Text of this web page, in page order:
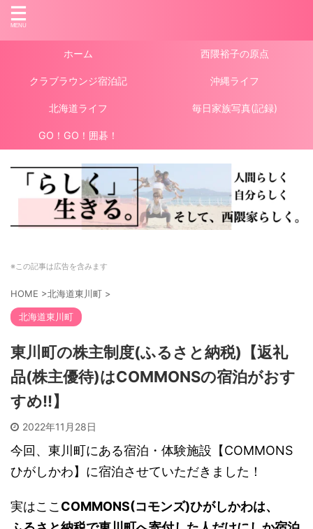
ホーム 西隈裕子の原点
クラブラウンジ宿泊記 沖縄ライフ
北海道ライフ 毎日家族写真(記録)
GO！GO！囲碁！
※この記事は広告を含みます
HOME >北海道東川町 >
北海道東川町
東川町の株主制度(ふるさと納税)【返礼
品(株主優待)はCOMMONSの宿泊がおす
すめ!!】
2022年11月28日
今回、東川町にある宿泊・体験施設【COMMONS
ひがしかわ】に宿泊させていただきました！
実はここ COMMONS(コモンズ)ひがしかわは、